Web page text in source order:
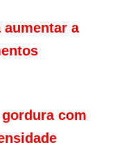
aumentar a
com